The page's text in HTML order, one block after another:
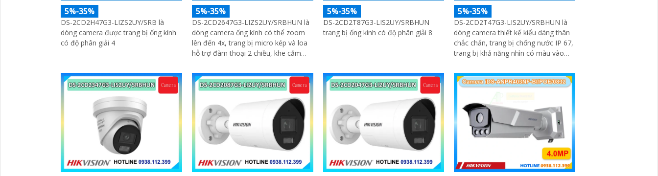
5%-35%
DS-2CD2H47G3-LIZS2UY/SRB là
dòng camera được trang bị ống kính
có độ phân giải 4
5%-35%
DS-2CD2647G3-LIZS2UY/SRBHUN là
dòng camera ống kính có thể zoom
lên đến 4x, trang bị micro kép và loa
hỗ trợ đàm thoại 2 chiều, khe cắm
trong việc cân bằng màu sáng trong
điều kiện ánh sáng yếu, ống kính có
độ phân giải 4
5%-35%
DS-2CD2T87G3-LIS2UY/SRBHUN
trang bị ống kính có độ phân giải 8
5%-35%
DS-2CD2T47G3-LIS2UY/SRBHUN là
dòng camera thiết kế kiểu dáng thân
chắc chắn, trang bị chống nước IP 67,
trang bị khả năng nhìn có màu vào
phát hiện chuyển động và phân biệt
được người và phương tiện, ống kính